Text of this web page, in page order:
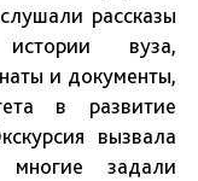
рассказы
вуза,
и документы,
в развитие
вызвала
задали